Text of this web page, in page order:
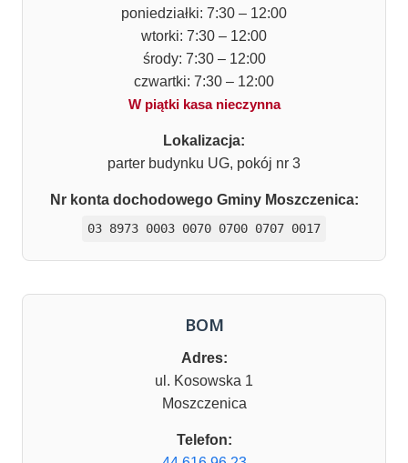
poniedziałki: 7:30 – 12:00
wtorki: 7:30 – 12:00
środy: 7:30 – 12:00
czwartki: 7:30 – 12:00
W piątki kasa nieczynna
Lokalizacja:
parter budynku UG, pokój nr 3
Nr konta dochodowego Gminy Moszczenica:
03 8973 0003 0070 0700 0707 0017
BOM
Adres:
ul. Kosowska 1
Moszczenica
Telefon: